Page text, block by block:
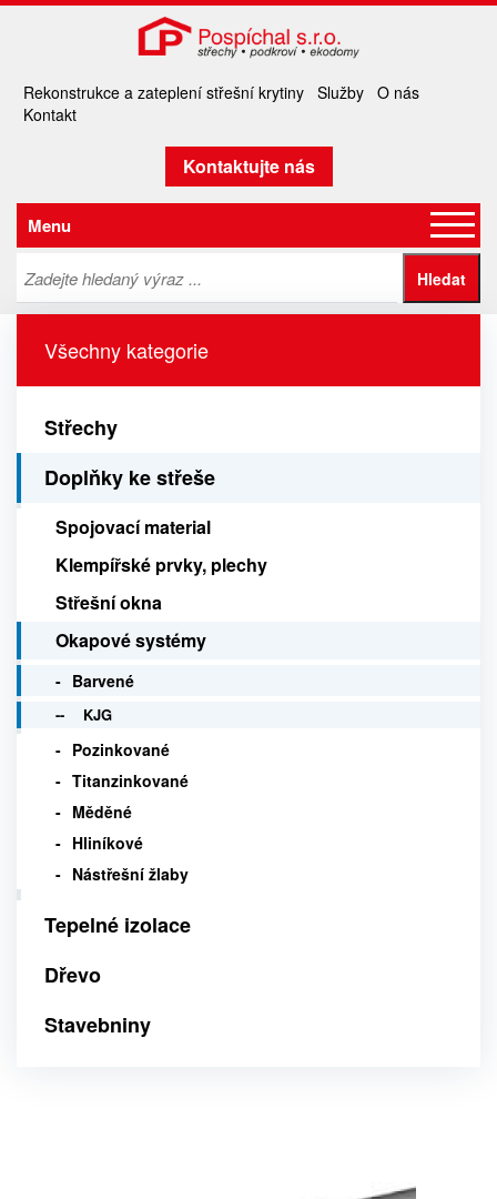
Rekonstrukce a zateplení střešní krytiny Služby O nás
Kontakt
Kontaktujte nás
Menu
Všechny kategorie
Střechy
Doplňky ke střeše
Spojovací material
Klempířské prvky, plechy
Střešní okna
Okapové systémy
Barvené
KJG
Pozinkované
Titanzinkované
Měděné
Hliníkové
Nástřešní žlaby
Tepelné izolace
Dřevo
Stavebniny